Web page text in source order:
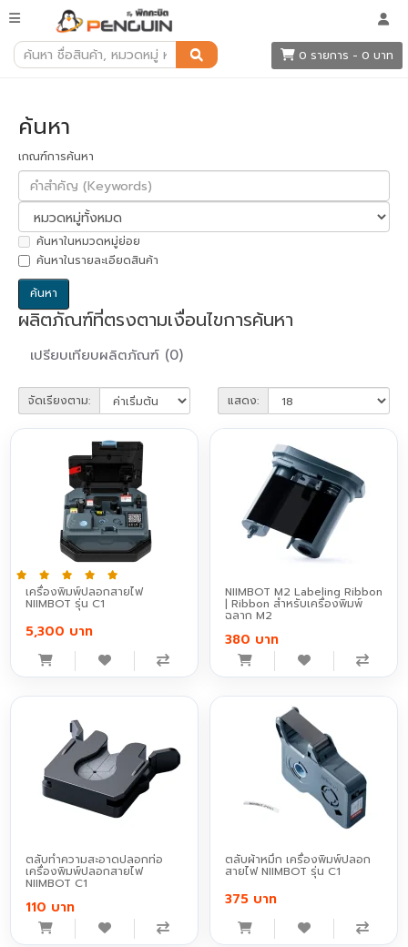
0 รายการ - 0 บาท
ค้นหา
ค้นหา
เกณฑ์การค้นหา
ค้นหาในหมวดหมู่ย่อย
ค้นหาในรายละเอียดสินค้า
ผลิตภัณฑ์ที่ตรงตามเงื่อนไขการค้นหา
เปรียบเทียบผลิตภัณฑ์ (0)
จัดเรียงตาม: แสดง:
เครื่องพิมพ์ปลอกสายไฟ
NIIMBOT รุ่น C1
5,300 บาท
NIIMBOT M2 Labeling Ribbon
| Ribbon สำหรับเครื่องพิมพ์
ฉลาก M2
380 บาท
ตลับทำความสะอาดปลอกท่อ
เครื่องพิมพ์ปลอกสายไฟ
NIIMBOT C1
110 บาท
ตลับผ้าหมึก เครื่องพิมพ์ปลอก
สายไฟ NIIMBOT รุ่น C1
375 บาท